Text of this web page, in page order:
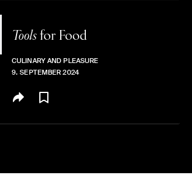
Tools for Food
CULINARY AND PLEASURE
9. SEPTEMBER 2024